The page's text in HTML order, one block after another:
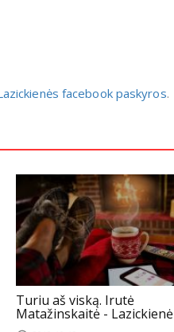
facebook paskyros.
Turiu aš viską. Irutė
Matažinskaitė - Lazickienė